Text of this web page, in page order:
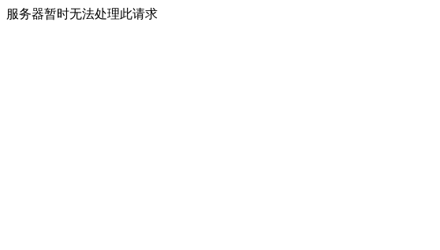
服务器暂时无法处理此请求